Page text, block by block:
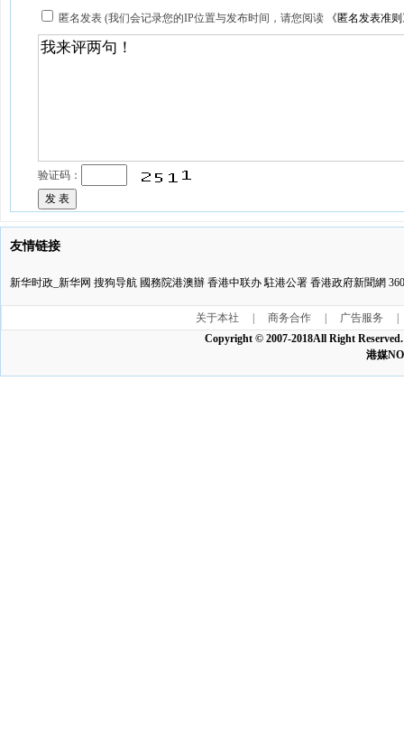
匿名发表 (我们会记录您的IP位置与发布时间，请您阅读 《匿名发表准
验证码：
友情链接
新华时政_新华网 搜狗导航 國務院港澳辦 香港中联办 駐港公署 香港政府新聞網
关于本社 商务合作 广告服务
Copyright © 2007-2018All Right
港媒